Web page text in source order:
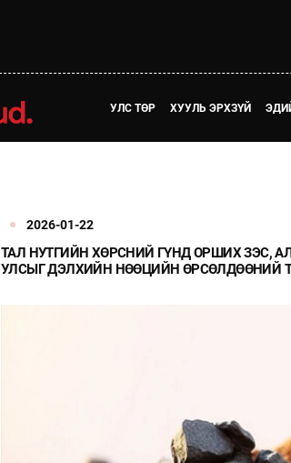
УЛС ТӨР ХУУЛЬ ЭРХЗҮЙ
2026-01-22
ТАЛ НУТГИЙН ХӨРСНИЙ ГҮНД ОРШИХ ЗЭС,
УЛСЫГ ДЭЛХИЙН НӨӨЦИЙН ӨРСӨЛДӨӨНИЙ